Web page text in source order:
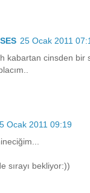
25 Ocak 2011
kabartan cinsden bir
Ocak 2011 09:19
sırayı bekliyor:))